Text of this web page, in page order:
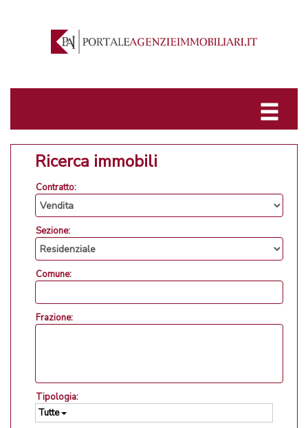
Ricerca immobili
Contratto:
Sezione:
Comune:
Frazione:
Tipologia:
Tutte